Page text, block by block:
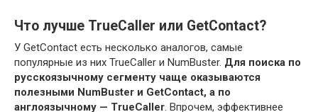
Что лучше TrueCaller или GetContact?
У GetContact есть несколько аналогов, самые
популярные из них TrueCaller и NumBuster. Для поиска по
русскоязычному сегменту чаще оказываются
полезными NumBuster и GetContact, а по
англоязычному — TrueCaller. Впрочем, эффективнее